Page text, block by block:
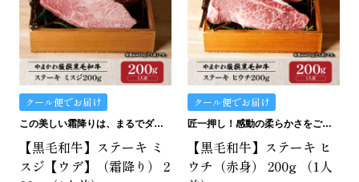
クール便でお届け
この美しい霜降りは、まるでダイヤモンド。
【黒毛和牛】ステーキ ミ
スジ【ウデ】（霜降り） 2
クール便でお届け
匠一押し！感動の柔らかさをご堪能ください。
【黒毛和牛】ステーキ ヒ
ウチ（赤身） 200g （1人